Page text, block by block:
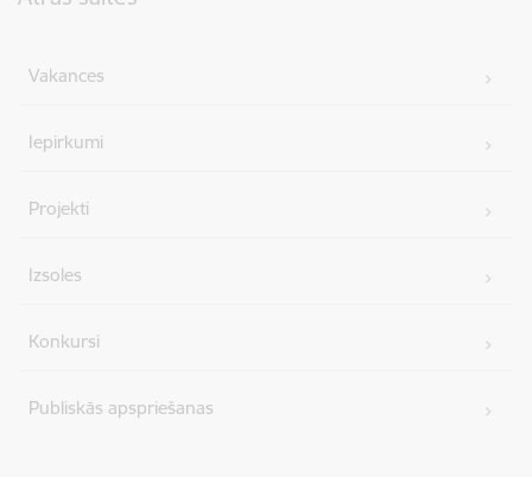
Vakances
Iepirkumi
Projekti
Izsoles
Konkursi
Publiskās apspriešanas